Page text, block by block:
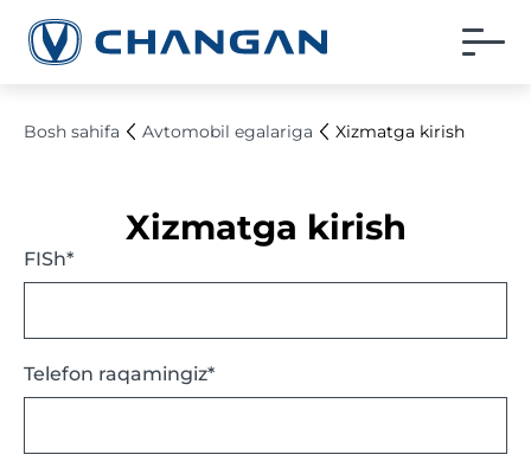
Bosh sahifa Avtomobil egalariga Xizmatga kirish
Xizmatga kirish
FISh*
Telefon raqamingiz*